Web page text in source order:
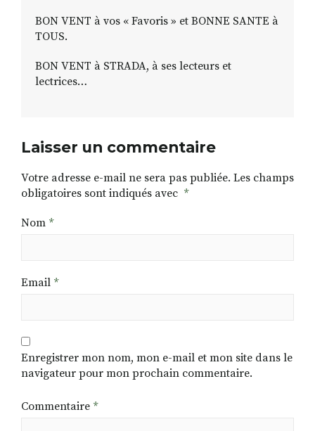
BON VENT à vos « Favoris » et BONNE SANTE à
TOUS.
BON VENT à STRADA, à ses lecteurs et
lectrices…
Laisser un commentaire
Votre adresse e-mail ne sera pas publiée. Les champs
obligatoires sont indiqués avec *
Nom *
Email *
Enregistrer mon nom, mon e-mail et mon site dans le
navigateur pour mon prochain commentaire.
Commentaire *